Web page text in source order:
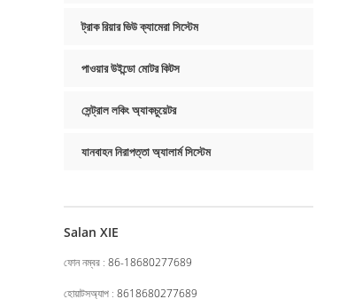
ট্রাক রিয়ার ভিউ ক্যামেরা সিস্টেম
পাওয়ার উইন্ডো মোটর কিটস
সেন্ট্রাল লকিং অ্যাকচুয়েটর
যানবাহন নিরাপত্তা অ্যালার্ম সিস্টেম
Salan XIE
ফোন নম্বর : 86-18680277689
হোয়াটসঅ্যাপ : 8618680277689